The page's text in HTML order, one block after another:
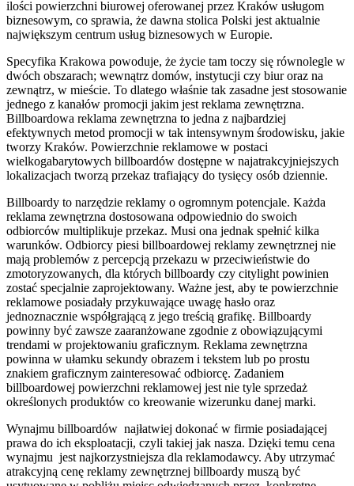
ilości powierzchni biurowej oferowanej przez Kraków usługom
biznesowym, co sprawia, że dawna stolica Polski jest aktualnie
największym centrum usług biznesowych w Europie.
Specyfika Krakowa powoduje, że życie tam toczy się równolegle w
dwóch obszarach; wewnątrz domów, instytucji czy biur oraz na
zewnątrz, w mieście. To dlatego właśnie tak zasadne jest stosowanie
jednego z kanałów promocji jakim jest reklama zewnętrzna.
Billboardowa reklama zewnętrzna to jedna z najbardziej
efektywnych metod promocji w tak intensywnym środowisku, jakie
tworzy Kraków. Powierzchnie reklamowe w postaci
wielkogabarytowych billboardów dostępne w najatrakcyjniejszych
lokalizacjach tworzą przekaz trafiający do tysięcy osób dziennie.
Billboardy to narzędzie reklamy o ogromnym potencjale. Każda
reklama zewnętrzna dostosowana odpowiednio do swoich
odbiorców multiplikuje przekaz. Musi ona jednak spełnić kilka
warunków. Odbiorcy piesi billboardowej reklamy zewnętrznej nie
mają problemów z percepcją przekazu w przeciwieństwie do
zmotoryzowanych, dla których billboardy czy citylight powinien
zostać specjalnie zaprojektowany. Ważne jest, aby te powierzchnie
reklamowe posiadały przykuwające uwagę hasło oraz
jednoznacznie współgrającą z jego treścią grafikę. Billboardy
powinny być zawsze zaaranżowane zgodnie z obowiązującymi
trendami w projektowaniu graficznym. Reklama zewnętrzna
powinna w ułamku sekundy obrazem i tekstem lub po prostu
znakiem graficznym zainteresować odbiorcę. Zadaniem
billboardowej powierzchni reklamowej jest nie tyle sprzedaż
określonych produktów co kreowanie wizerunku danej marki.
Wynajmu billboardów najłatwiej dokonać w firmie posiadającej
prawa do ich eksploatacji, czyli takiej jak nasza. Dzięki temu cena
wynajmu jest najkorzystniejsza dla reklamodawcy. Aby utrzymać
atrakcyjną cenę reklamy zewnętrznej billboardy muszą być